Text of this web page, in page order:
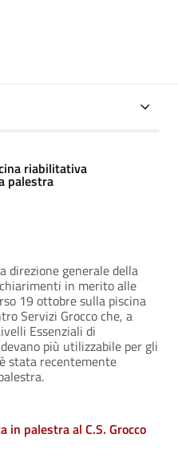
riabilitativa
palestra
direzione generale della
in merito alle
19 ottobre sulla piscina
Servizi Grocco che, a
Essenziali di
più utilizzabile per gli
stata recentemente
palestra al C.S. Grocco